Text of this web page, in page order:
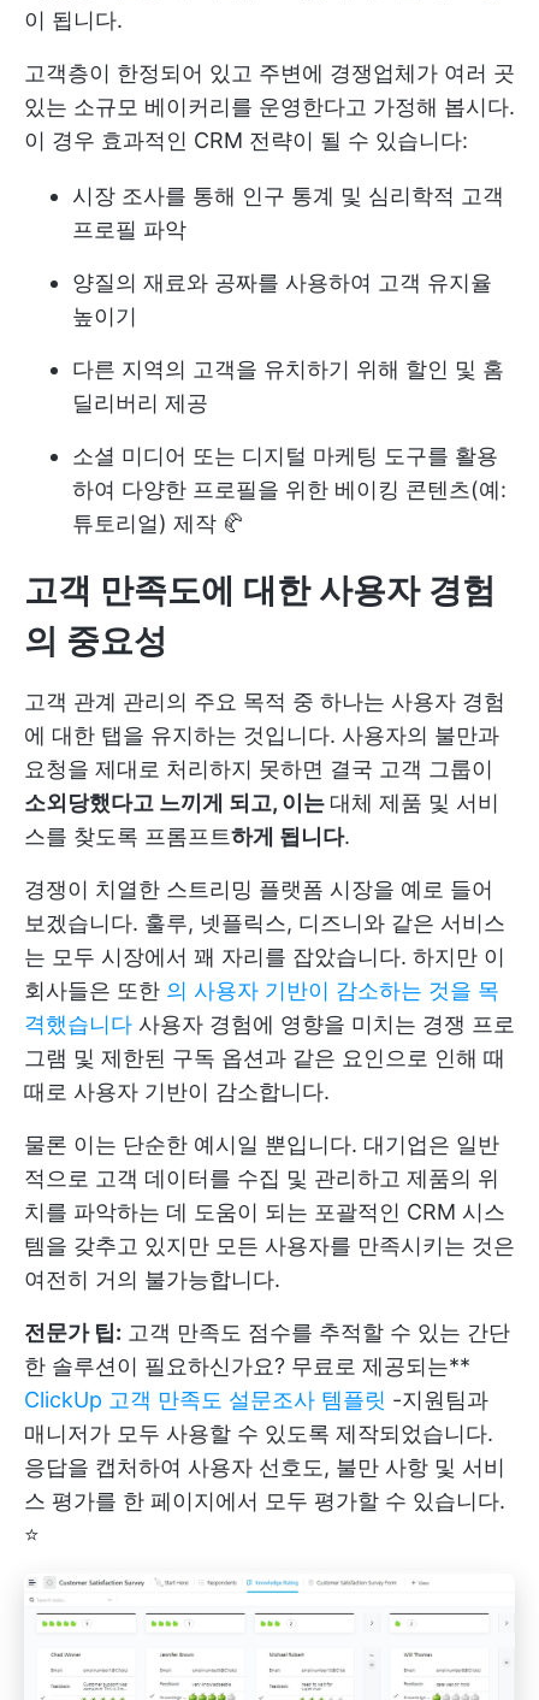
이 됩니다.
고객층이 한정되어 있고 주변에 경쟁업체가 여러 곳
있는 소규모 베이커리를 운영한다고 가정해 봅시다.
이 경우 효과적인 CRM 전략이 될 수 있습니다:
시장 조사를 통해 인구 통계 및 심리학적 고객
프로필 파악
양질의 재료와 공짜를 사용하여 고객 유지율
높이기
다른 지역의 고객을 유치하기 위해 할인 및 홈
딜리버리 제공
소셜 미디어 또는 디지털 마케팅 도구를 활용
하여 다양한 프로필을 위한 베이킹 콘텐츠(예:
튜토리얼) 제작 🥐
고객 만족도에 대한 사용자 경험
의 중요성
고객 관계 관리의 주요 목적 중 하나는 사용자 경험
에 대한 탭을 유지하는 것입니다. 사용자의 불만과
요청을 제대로 처리하지 못하면 결국 고객 그룹이
소외당했다고 느끼게 되고, 이는 대체 제품 및 서비
스를 찾도록 프롬프트하게 됩니다.
경쟁이 치열한 스트리밍 플랫폼 시장을 예로 들어
보겠습니다. 훌루, 넷플릭스, 디즈니와 같은 서비스
는 모두 시장에서 꽤 자리를 잡았습니다. 하지만 이
회사들은 또한 의 사용자 기반이 감소하는 것을 목
격했습니다 사용자 경험에 영향을 미치는 경쟁 프로
그램 및 제한된 구독 옵션과 같은 요인으로 인해 때
때로 사용자 기반이 감소합니다.
물론 이는 단순한 예시일 뿐입니다. 대기업은 일반
적으로 고객 데이터를 수집 및 관리하고 제품의 위
치를 파악하는 데 도움이 되는 포괄적인 CRM 시스
템을 갖추고 있지만 모든 사용자를 만족시키는 것은
여전히 거의 불가능합니다.
전문가 팁: 고객 만족도 점수를 추적할 수 있는 간단
한 솔루션이 필요하신가요? 무료로 제공되는**
ClickUp 고객 만족도 설문조사 템플릿 -지원팀과
매니저가 모두 사용할 수 있도록 제작되었습니다.
응답을 캡처하여 사용자 선호도, 불만 사항 및 서비
스 평가를 한 페이지에서 모두 평가할 수 있습니다.
⭐